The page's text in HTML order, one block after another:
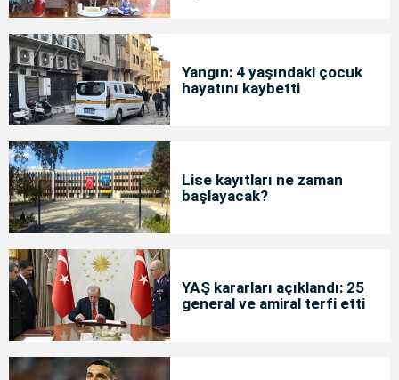
Yangın: 4 yaşındaki çocuk
hayatını kaybetti
Lise kayıtları ne zaman
başlayacak?
YAŞ kararları açıklandı: 25
general ve amiral terfi etti